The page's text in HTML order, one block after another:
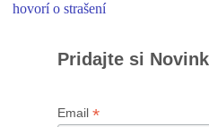
hovorí o strašení
Pridajte si
Email *